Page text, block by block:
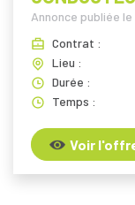
Annonce publiée le
Contrat :
Lieu :
Durée :
Temps :
Voir